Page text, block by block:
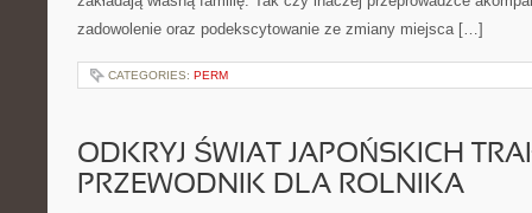
zadowolenie oraz podekscytowanie ze zmiany miejsca […]
CATEGORIES: PERM
ODKRYJ ŚWIAT JAPOŃSKICH
PRZEWODNIK DLA ROLNIKA